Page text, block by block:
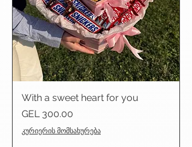
With a sweet heart for you
Price
GEL 300.00
კურიერის მომსახურება